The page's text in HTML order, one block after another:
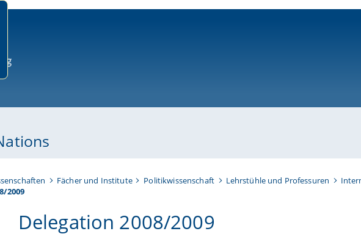
Fächer und Institute Politikwissenschaft Lehrstühle und Professuren
2009
Delegation 2008/2009